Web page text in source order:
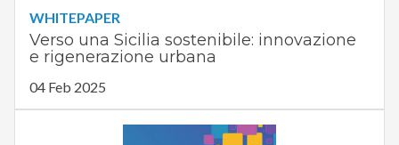
WHITEPAPER
Verso una Sicilia sostenibile: innovazione
e rigenerazione urbana
04 Feb 2025